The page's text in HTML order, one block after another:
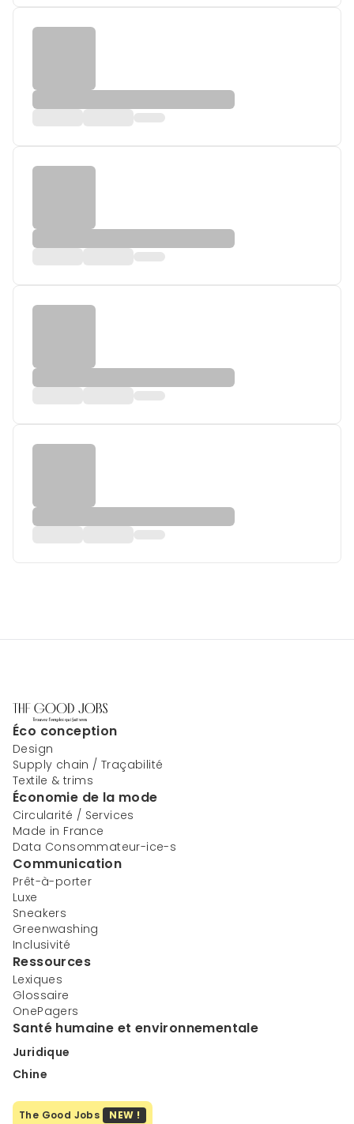
Éco conception
Design
Supply chain / Traçabilité
Textile & trims
Économie de la mode
Circularité / Services
Made in France
Data Consommateur-ice-s
Communication
Prêt-à-porter
Luxe
Sneakers
Greenwashing
Inclusivité
Ressources
Lexiques
Glossaire
OnePagers
Santé humaine et environnementale
Juridique
Chine
The Good Jobs NEW !